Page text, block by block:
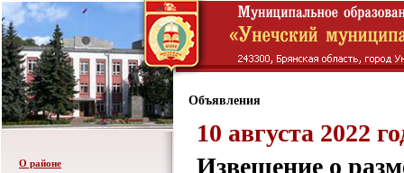
О районе
Объявления
10 августа 2022
Извещение о